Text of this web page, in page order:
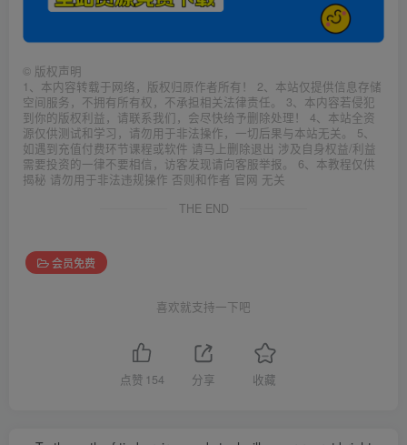
© 版权声明
1、本内容转载于网络，版权归原作者所有！ 2、本站仅提供信息存储
空间服务，不拥有所有权，不承担相关法律责任。 3、本内容若侵犯
到你的版权利益，请联系我们，会尽快给予删除处理！ 4、本站全资
源仅供测试和学习，请勿用于非法操作，一切后果与本站无关。 5、
如遇到充值付费环节课程或软件 请马上删除退出 涉及自身权益/利益
需要投资的一律不要相信，访客发现请向客服举报。 6、本教程仅供
揭秘 请勿用于非法违规操作 否则和作者 官网 无关
THE END
会员免费
喜欢就支持一下吧
点赞 154 分享 收藏